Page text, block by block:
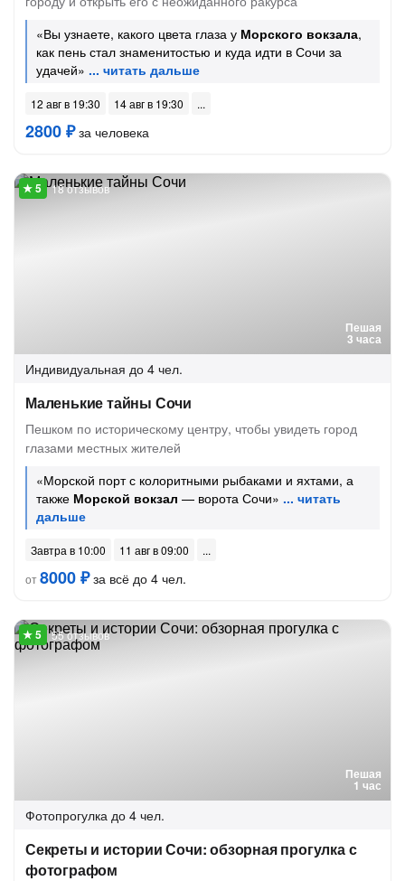
«Вы узнаете, какого цвета глаза у Морского вокзала,
как пень стал знаменитостью и куда идти в Сочи за
удачей»
12 авг в 19:30 14 авг в 19:30
2800 ₽за человека
Пешая
3 часа
18 отзывов
Индивидуальная до 4 чел.
Маленькие тайны Сочи
Пешком по историческому центру, чтобы увидеть город
глазами местных жителей
«Морской порт с колоритными рыбаками и яхтами, а
также Морской вокзал — ворота Сочи»
Завтра в 10:00
11 авг в 09:00
от8000 ₽за всё до 4 чел.
Пешая
1 час
55 отзывов
Фотопрогулка до 4 чел.
Секреты и истории Сочи: обзорная прогулка с
фотографом